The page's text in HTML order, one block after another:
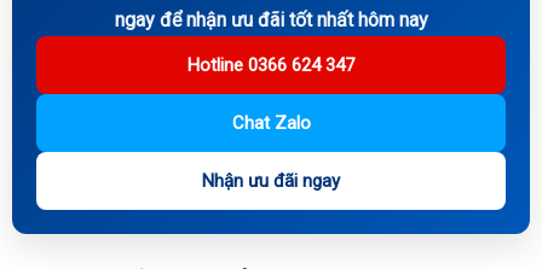
ngay để nhận ưu đãi tốt nhất hôm nay
Hotline 0366 624 347
Chat Zalo
Nhận ưu đãi ngay